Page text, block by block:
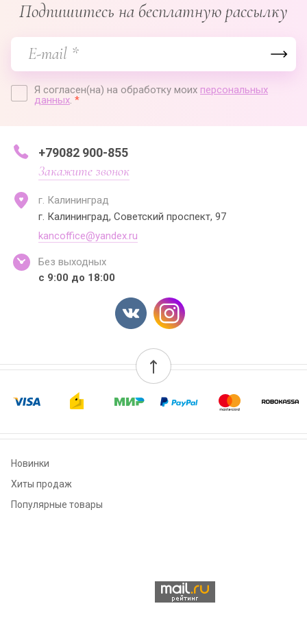
Подпишитесь на бесплатную рассылку
Я согласен(на) на обработку моих персональных
данных. *
+79082 900-855
Закажите звонок
г. Калининград
г. Калининград, Советский проспект, 97
kancoffice@yandex.ru
Без выходных
с 9:00 до 18:00
Новинки
Хиты продаж
Популярные товары